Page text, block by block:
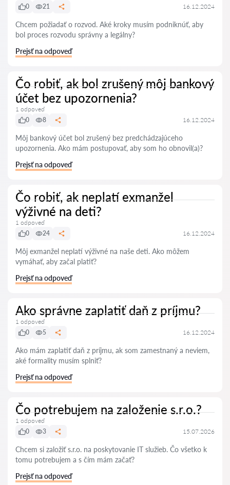
0
21 16.12.2024
Chcem požiadať o rozvod. Aké kroky musím podniknúť, aby
bol proces rozvodu správny a legálny?
Prejsť na odpoveď
Čo robiť, ak bol zrušený môj bankový
účet bez upozornenia?
1 odpoveď
0
8 16.12.2024
Môj bankový účet bol zrušený bez predchádzajúceho
upozornenia. Ako mám postupovať, aby som ho obnovil(a)?
Prejsť na odpoveď
Čo robiť, ak neplatí exmanžel
výživné na deti?
1 odpoveď
0
24 16.12.2024
Môj exmanžel neplatí výživné na naše deti. Ako môžem
vymáhať, aby začal platiť?
Prejsť na odpoveď
Ako správne zaplatiť daň z príjmu?
1 odpoveď
0
5 16.12.2024
Ako mám zaplatiť daň z príjmu, ak som zamestnaný a neviem,
aké formality musím splniť?
Prejsť na odpoveď
Čo potrebujem na založenie s.r.o.?
1 odpoveď
0
3 15.07.2026
Chcem si založiť s.r.o. na poskytovanie IT služieb. Čo všetko k
tomu potrebujem a s čím mám začať?
Prejsť na odpoveď